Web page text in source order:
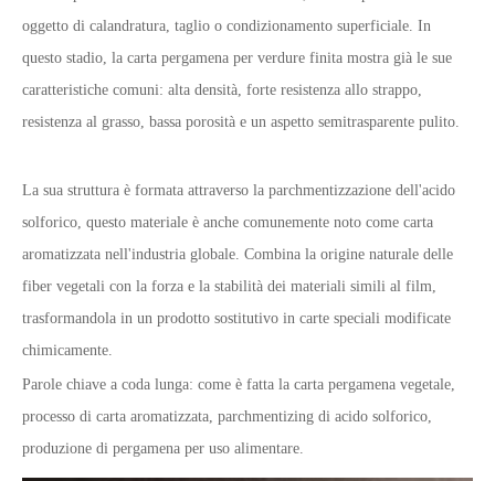
oggetto di calandratura, taglio o condizionamento superficiale. In
questo stadio, la carta pergamena per verdure finita mostra già le sue
caratteristiche comuni: alta densità, forte resistenza allo strappo,
resistenza al grasso, bassa porosità e un aspetto semitrasparente pulito.
La sua struttura è formata attraverso la parchmentizzazione dell'acido
solforico, questo materiale è anche comunemente noto come carta
aromatizzata nell'industria globale. Combina la origine naturale delle
fiber vegetali con la forza e la stabilità dei materiali simili al film,
trasformandola in un prodotto sostitutivo in carte speciali modificate
chimicamente.
Parole chiave a coda lunga: come è fatta la carta pergamena vegetale,
processo di carta aromatizzata, parchmentizing di acido solforico,
produzione di pergamena per uso alimentare.